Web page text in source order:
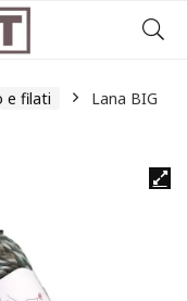
e filati
Lana BIG